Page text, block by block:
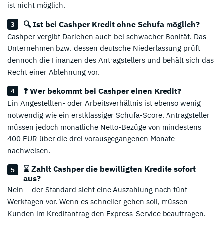
ist nicht möglich.
🔍 Ist bei Cashper Kredit ohne Schufa möglich?
Cashper vergibt Darlehen auch bei schwacher Bonität. Das
Unternehmen bzw. dessen deutsche Niederlassung prüft
dennoch die Finanzen des Antragstellers und behält sich das
Recht einer Ablehnung vor.
❓ Wer bekommt bei Cashper einen Kredit?
Ein Angestellten- oder Arbeitsverhältnis ist ebenso wenig
notwendig wie ein erstklassiger Schufa-Score. Antragsteller
müssen jedoch monatliche Netto-Bezüge von mindestens
400 EUR über die drei vorausgegangenen Monate
nachweisen.
⌛ Zahlt Cashper die bewilligten Kredite sofort
aus?
Nein – der Standard sieht eine Auszahlung nach fünf
Werktagen vor. Wenn es schneller gehen soll, müssen
Kunden im Kreditantrag den Express-Service beauftragen.